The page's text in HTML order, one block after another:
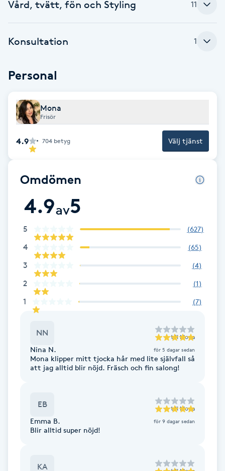
Fransk manikyr
Fransrengöring
Friskvårdsmassage
Funktionsanalys
Färgning
Gel naglar
Gelenaglar
Gellack med förstärkning
Gravidyoga
Vård, tvätt, fön och Styling 11
Konsultation 1
Personal
Mona
Frisör
4.9 704 betyg Välj tjänst
Omdömen
4.9av5
5 (627)
4 (65)
3 (4)
2 (1)
1 (7)
NN till Mona
Nina N. för 5 dagar sedan
Mona klipper mitt tjocka hår med lite självfall så
att jag alltid blir nöjd. Fräsch och fin salong!
EB till Mona
Emma B. för 9 dagar sedan
Blir alltid super nöjd!
KA